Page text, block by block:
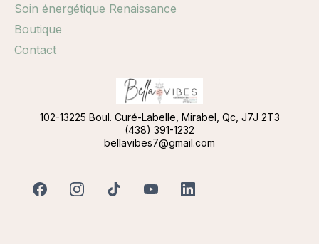
Soin énergétique Renaissance
Boutique
Contact
102-13225 Boul. Curé-Labelle, Mirabel, Qc, J7J 2T3
(438) 391-1232
bellavibes7@gmail.com